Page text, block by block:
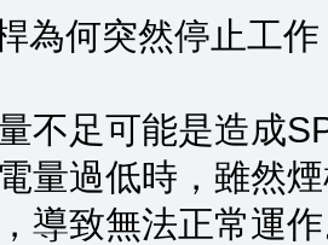
為何突然停止工作
不足可能是造成
量過低時，雖然
導致無法正常運